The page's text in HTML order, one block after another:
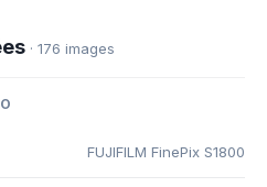
· 176 images
FUJIFILM FinePix S1800